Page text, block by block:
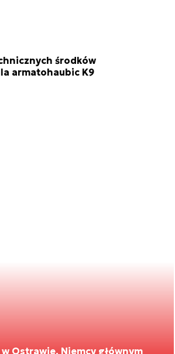
środków
armatohaubic K9
Ostrawie. Niemcy głównym